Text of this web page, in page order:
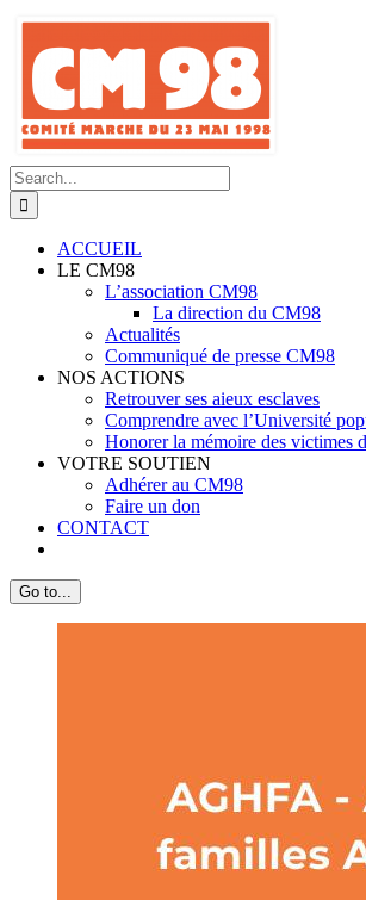
Skip
content
Search
for:
ACCUEIL
LE CM98
L’association CM98
La direction du CM98
Actualités
Communiqué de presse CM98
NOS ACTIONS
Retrouver ses aieux esclaves
Comprendre avec l’Université
Honorer la mémoire des victimes
VOTRE SOUTIEN
Adhérer au CM98
Faire un don
CONTACT
Go to...